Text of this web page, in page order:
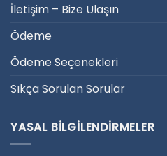
İletişim – Bize Ulaşın
Ödeme
Ödeme Seçenekleri
Sıkça Sorulan Sorular
YASAL BILGILENDIRMELER